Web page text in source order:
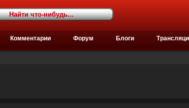
Комментарии Форум Блоги